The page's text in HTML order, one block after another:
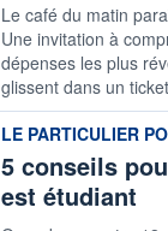
Le café du matin
Une invitation à
dépenses les plus
glissent dans un
information fournie
LE PARTICULIER
5 conseils
est étudiant